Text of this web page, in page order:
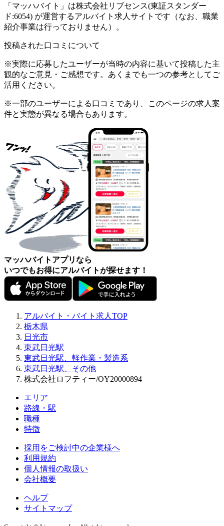
「マッハバイト」は株式会社リブセンス(東証スタンダー
ド:6054) が運営するアルバイト求人サイトです（なお、職業
紹介事業は行っておりません）。
投稿された口コミについて
※実際に応募したユーザーが当時の内容に基いて投稿した主
観的なご意見・ご感想です。あくまでも一つの参考としてご
活用ください。
※一部のユーザーによる口コミであり、このページの求人案
件と実態が異なる場合もあります。
マッハバイトアプリなら
いつでもお得にアルバイトが探せます！
アルバイト・バイト求人TOP
栃木県
日光市
東武日光駅
東武日光駅、軽作業・製造系
東武日光駅、その他
株式会社ロフティー/OY20000894
エリア
路線・駅
職種
特徴
採用をご検討中の企業様へ
利用規約
個人情報の取扱い
会社概要
ヘルプ
サイトマップ